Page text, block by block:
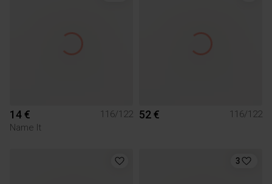
14 €
116/122
Name It
52 € 116/122
3